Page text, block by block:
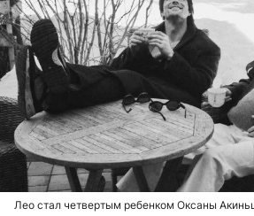
Лео стал четвертым ребенком Оксаны